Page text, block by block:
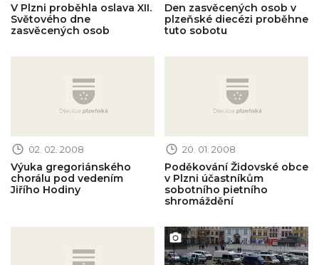
V Plzni proběhla oslava XII.
Světového dne
zasvěcených osob
Den zasvěcených osob v
plzeňské diecézi proběhne
tuto sobotu
02. 02. 2008
Výuka gregoriánského
chorálu pod vedením
Jiřího Hodiny
20. 01. 2008
Poděkování Židovské obce
v Plzni účastníkům
sobotního pietního
shromáždění
Obrázek novinky